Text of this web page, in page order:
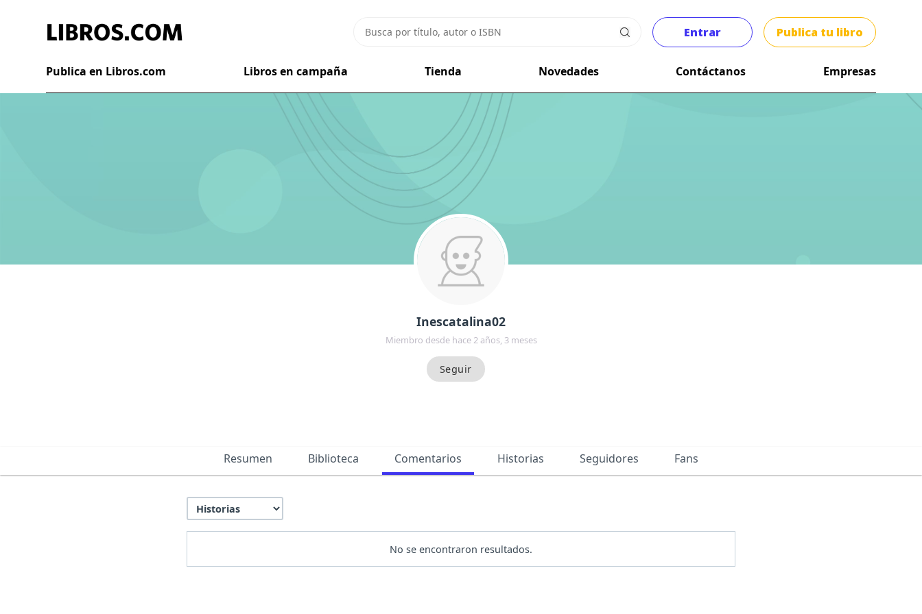
Entrar Publica tu libro
Publica en Libros.com Libros en campaña Tienda Novedades Contáctanos Empresas
Inescatalina02
Miembro desde hace 2 años, 3 meses
Resumen Biblioteca Comentarios Historias Seguidores Fans
No se encontraron resultados.